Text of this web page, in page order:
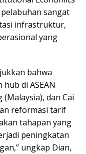
sangat
infrastruktur,
yang
bahwa
di ASEAN
dan Cai
reformasi tarif
tahapan yang
peningkatan
ungkap Dian,